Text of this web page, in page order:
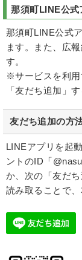
那須町LINE公式
那須町LINE公式
ます。また、広
す。
※サービスを利用
「友だち追加」
友だち追加の方
LINEアプリを起
ントのID「
か、次の「友だ
読み取ることで